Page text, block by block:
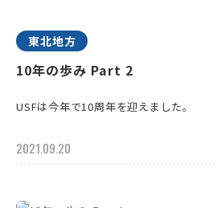
東北地方
10年の歩み Part 2
USFは今年で10周年を迎えました。
2021.09.20